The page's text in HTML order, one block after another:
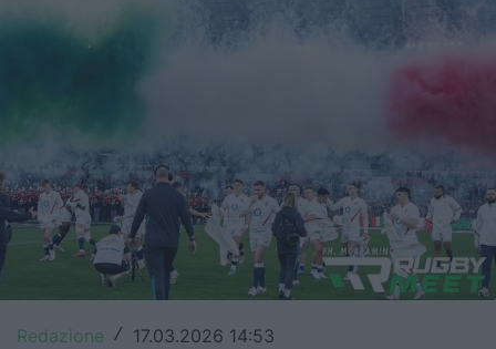
Internazionale
Top14
Premiership
Champions Cup
Redazione / 17.03.2026 14:53